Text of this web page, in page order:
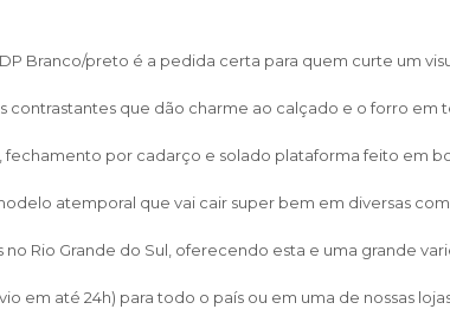
Branco/preto é a pedida certa para quem curte um
contrastantes que dão charme ao calçado e o forro em
fechamento por cadarço e solado plataforma feito em
atemporal que vai cair super bem em diversas
no Rio Grande do Sul, oferecendo esta e uma grande
em até 24h) para todo o país ou em uma de nossas